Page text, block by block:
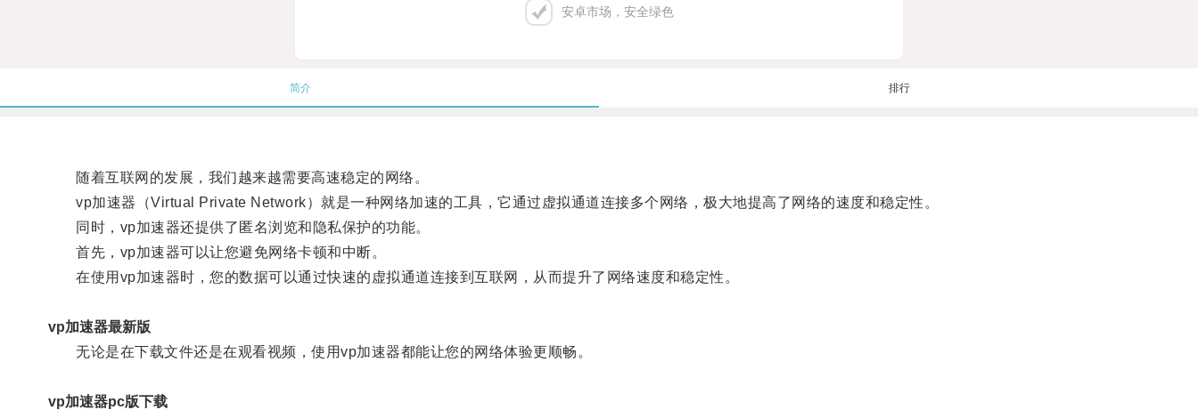
安卓市场，安全绿色
简介 排行
随着互联网的发展，我们越来越需要高速稳定的网络。
vp加速器（Virtual Private Network）就是一种网络加速的工具，它通过虚拟通道连接多个网络，极大地提高了网络的速度和稳定性。
同时，vp加速器还提供了匿名浏览和隐私保护的功能。
首先，vp加速器可以让您避免网络卡顿和中断。
在使用vp加速器时，您的数据可以通过快速的虚拟通道连接到互联网，从而提升了网络速度和稳定性。
vp加速器最新版
无论是在下载文件还是在观看视频，使用vp加速器都能让您的网络体验更顺畅。
vp加速器pc版下载